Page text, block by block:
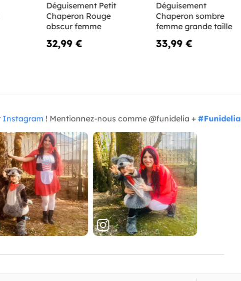
Déguisement Petit
Chaperon Rouge
obscur femme
32,99 €
Déguisement
Chaperon sombre
femme grande taille
33,99 €
Instagram ! Mentionnez-nous comme @funidelia + #Funidelia